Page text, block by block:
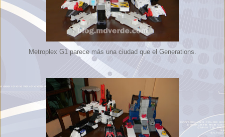
Metroplex G1 parece más una ciudad que el Generations.